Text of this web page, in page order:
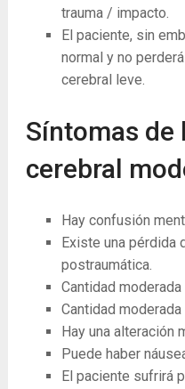
trauma / impacto.
El paciente, sin
normal y no
cerebral leve.
Síntomas de
cerebral
Hay confusión
Existe una pérdida
postraumática.
Cantidad
Cantidad
Hay una alteración
Puede haber
El paciente sufrirá